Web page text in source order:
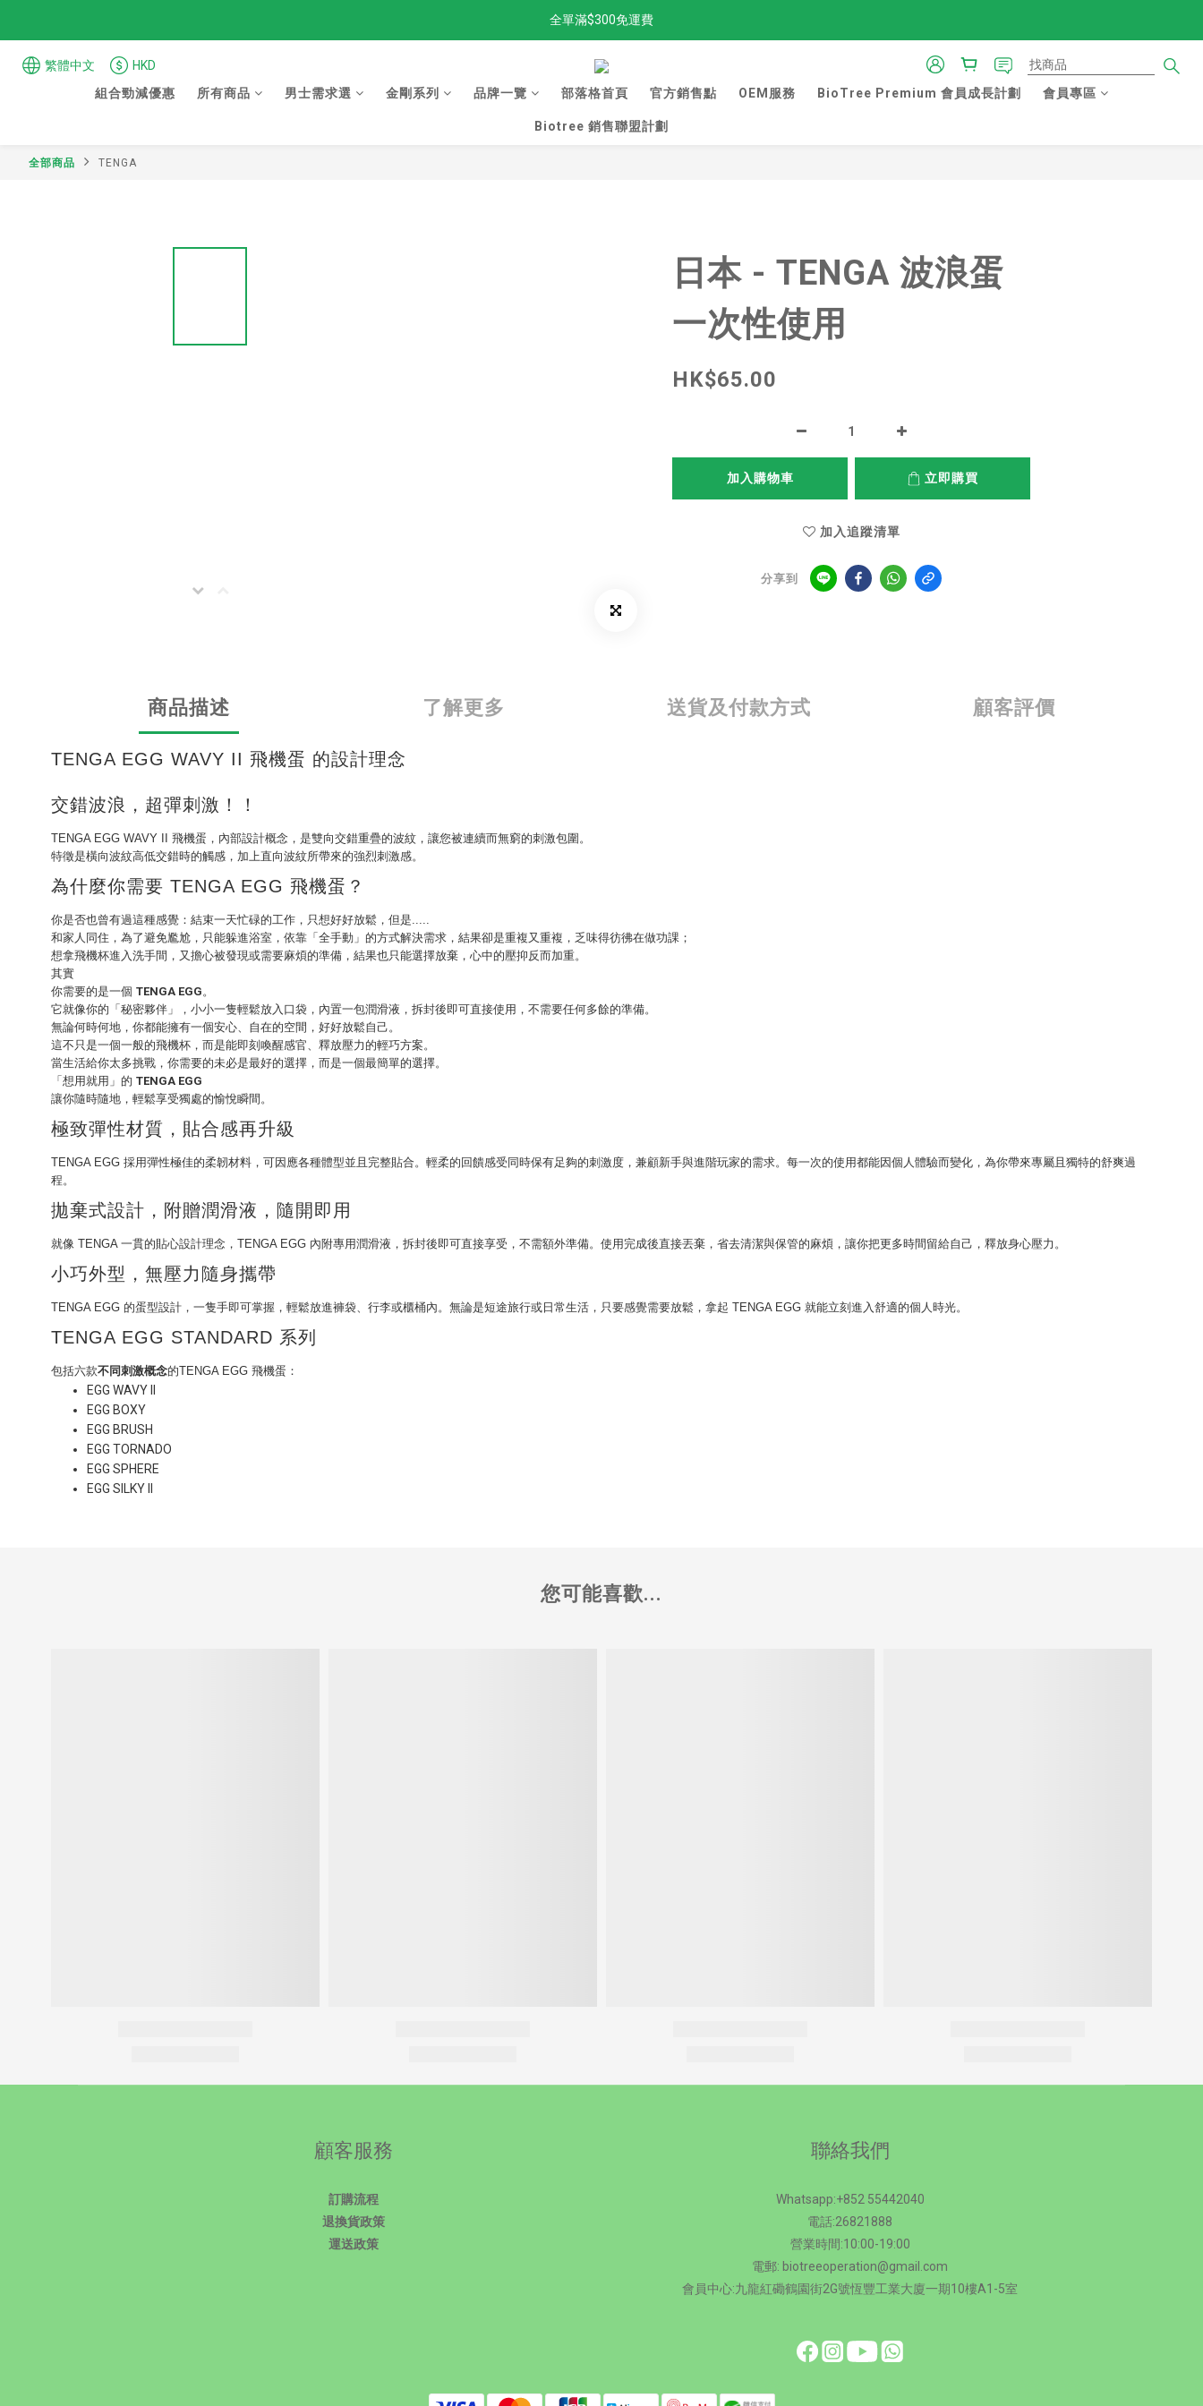
全單滿$300免運費
全單滿$300免運費
加入新會員，獲得98折！
金剛Stand up 返貨啦
繁體中文
HKD
組合勁減優惠
所有商品 男士需求選 金剛系列 品牌一覽 部落格首頁 官方銷售點 OEM服務 BioTree Premium 會員成長計劃 會員專區
Biotree 銷售聯盟計劃
全部商品 TENGA
日本 - TENGA 波浪蛋
一次性使用
HK$65.00
加入購物車 立即購買
加入追蹤清單
分享到
商品描述 了解更多 送貨及付款方式 顧客評價
TENGA EGG WAVY II 飛機蛋 的設計理念
交錯波浪，超彈刺激！！
TENGA EGG WAVY II 飛機蛋，內部設計概念，是雙向交錯重疊的波紋，讓您被連續而無窮的刺激包圍。
特徵是橫向波紋高低交錯時的觸感，加上直向波紋所帶來的強烈刺激感。
為什麼你需要 TENGA EGG 飛機蛋？
你是否也曾有過這種感覺：結束一天忙碌的工作，只想好好放鬆，但是.....
和家人同住，為了避免尷尬，只能躲進浴室，依靠「全手動」的方式解決需求，結果卻是重複又重複，乏味得彷彿在做功課；
想拿飛機杯進入洗手間，又擔心被發現或需要麻煩的準備，結果也只能選擇放棄，心中的壓抑反而加重。
其實
你需要的是一個 TENGA EGG。
它就像你的「秘密夥伴」，小小一隻輕鬆放入口袋，內置一包潤滑液，拆封後即可直接使用，不需要任何多餘的準備。
無論何時何地，你都能擁有一個安心、自在的空間，好好放鬆自己。
這不只是一個一般的飛機杯，而是能即刻喚醒感官、釋放壓力的輕巧方案。
當生活給你太多挑戰，你需要的未必是最好的選擇，而是一個最簡單的選擇。
「想用就用」的 TENGA EGG
讓你隨時隨地，輕鬆享受獨處的愉悅瞬間。
極致彈性材質，貼合感再升級
TENGA EGG 採用彈性極佳的柔韌材料，可因應各種體型並且完整貼合。輕柔的回饋感受同時保有足夠的刺激度，兼顧新手與進階玩家的需求。每一次的使用都能因個人體驗而變化，為你帶來專屬且獨特的舒爽過
程。
拋棄式設計，附贈潤滑液，隨開即用
就像 TENGA 一貫的貼心設計理念，TENGA EGG 內附專用潤滑液，拆封後即可直接享受，不需額外準備。使用完成後直接丟棄，省去清潔與保管的麻煩，讓你把更多時間留給自己，釋放身心壓力。
小巧外型，無壓力隨身攜帶
TENGA EGG 的蛋型設計，一隻手即可掌握，輕鬆放進褲袋、行李或櫃桶內。無論是短途旅行或日常生活，只要感覺需要放鬆，拿起 TENGA EGG 就能立刻進入舒適的個人時光。
TENGA EGG STANDARD 系列
包括六款不同刺激概念的TENGA EGG 飛機蛋：
EGG WAVY II
EGG BOXY
EGG BRUSH
EGG TORNADO
EGG SPHERE
EGG SILKY II
您可能喜歡...
顧客服務
訂購流程
退換貨政策
運送政策
聯絡我們
Whatsapp:+852 55442040
電話:26821888
營業時間:10:00-19:00
電郵: biotreeoperation@gmail.com
會員中心:九龍紅磡鶴園街2G號恆豐工業大廈一期10樓A1-5室